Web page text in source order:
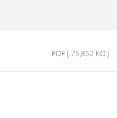
PDF [ 75,852 KO ]